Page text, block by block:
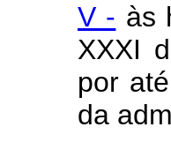
V - às
XXXI
por
da